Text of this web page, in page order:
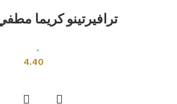
ترافيرتينو كريما
,
4.40